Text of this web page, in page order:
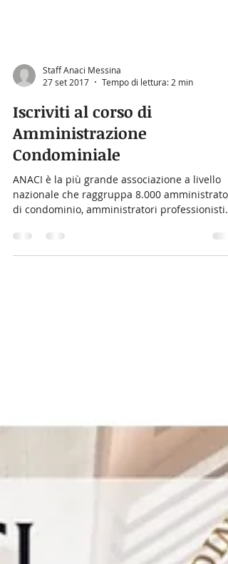
27 set 2017
Tempo di lettura: 2 min
Iscriviti al corso di
Amministrazione
Condominiale
ANACI è la più grande associazione a livello
di condominio, amministratori professionisti...